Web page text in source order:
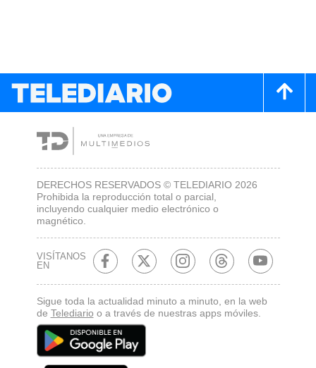
DERECHOS RESERVADOS © TELEDIARIO 2026
Prohibida la reproducción total o parcial,
incluyendo cualquier medio electrónico o
magnético.
VISÍTANOS
EN
Sigue toda la actualidad minuto a minuto, en la web
de Telediario o a través de nuestras apps móviles.